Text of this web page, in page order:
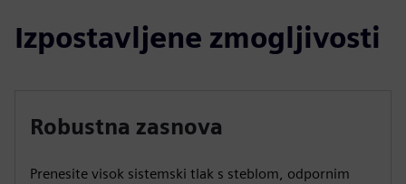
Izpostavljene zmogljivosti
Robustna zasnova
Prenesite visok sistemski tlak s steblom, odpornim